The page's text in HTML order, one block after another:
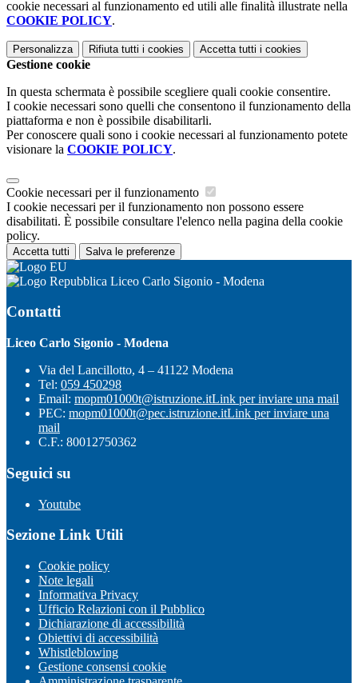
cookie necessari al funzionamento ed utili alle finalità illustrate nella
COOKIE POLICY.
Personalizza Rifiuta tutti i cookies Accetta tutti i cookies
Gestione cookie
In questa schermata è possibile scegliere quali cookie consentire.
I cookie necessari sono quelli che consentono il funzionamento della
piattaforma e non è possibile disabilitarli.
Per conoscere quali sono i cookie necessari al funzionamento potete
visionare la COOKIE POLICY.
Cookie necessari per il funzionamento
I cookie necessari per il funzionamento non possono essere
disabilitati. È possibile consultare l'elenco nella pagina della cookie
policy.
Accetta tutti Salva le preferenze
Liceo Carlo Sigonio - Modena
Contatti
Liceo Carlo Sigonio - Modena
Via del Lancillotto, 4 – 41122 Modena
Tel: 059 450298
Email: mopm01000t@istruzione.itLink per inviare una mail
PEC: mopm01000t@pec.istruzione.itLink per inviare una
mail
C.F.: 80012750362
Seguici su
Youtube
Sezione Link Utili
Cookie policy
Note legali
Informativa Privacy
Ufficio Relazioni con il Pubblico
Dichiarazione di accessibilità
Obiettivi di accessibilità
Whistleblowing
Gestione consensi cookie